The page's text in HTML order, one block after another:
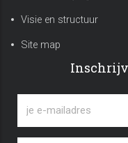
Visie en structuur
Site map